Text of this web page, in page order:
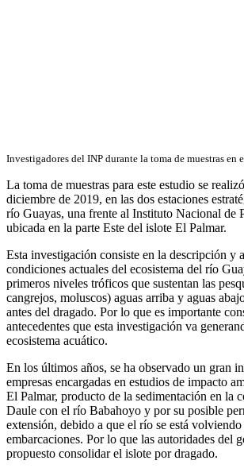
Investigadores del INP durante la toma de muestras en
La toma de muestras para este estudio se
diciembre de 2019, en las dos estaciones
río Guayas, una frente al Instituto Nacional de
ubicada en la parte Este del islote El Palmar.
Esta investigación consiste en la descripción y
condiciones actuales del ecosistema del río
primeros niveles tróficos que sustentan las
cangrejos, moluscos) aguas arriba y aguas
antes del dragado. Por lo que es importante
antecedentes que esta investigación va
ecosistema acuático.
En los últimos años, se ha observado un gran
empresas encargadas en estudios de impacto
El Palmar, producto de la sedimentación en la
Daule con el río Babahoyo y por su posible
extensión, debido a que el río se está
embarcaciones. Por lo que las autoridades del
propuesto consolidar el islote por dragado.